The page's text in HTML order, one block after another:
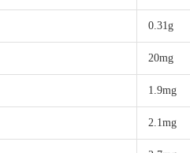
0.31g
20mg
1.9mg
2.1mg